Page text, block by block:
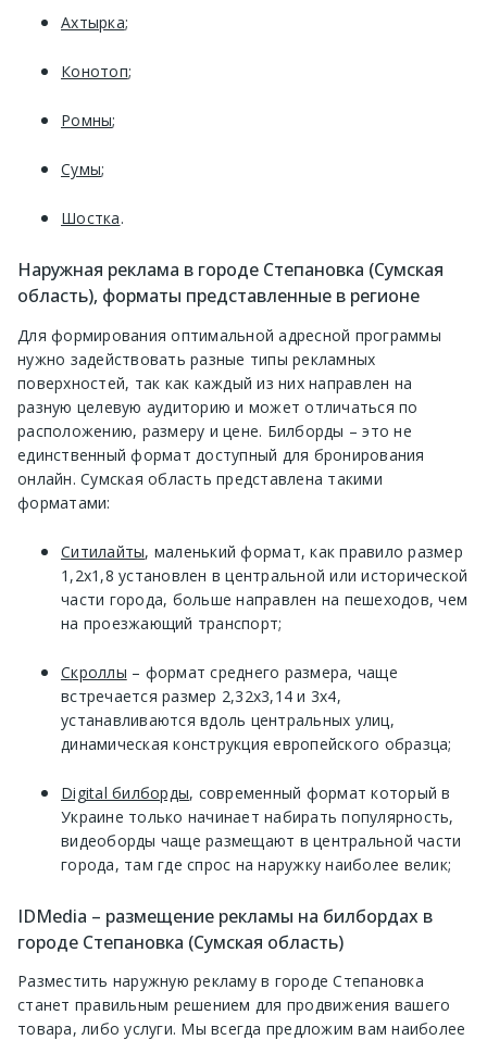
Ахтырка;
Конотоп;
Ромны;
Сумы;
Шостка.
Наружная реклама в городе Степановка (Сумская
область), форматы представленные в регионе
Для формирования оптимальной адресной программы
нужно задействовать разные типы рекламных
поверхностей, так как каждый из них направлен на
разную целевую аудиторию и может отличаться по
расположению, размеру и цене. Билборды – это не
единственный формат доступный для бронирования
онлайн. Сумская область представлена такими
форматами:
Ситилайты, маленький формат, как правило размер
1,2х1,8 установлен в центральной или исторической
части города, больше направлен на пешеходов, чем
на проезжающий транспорт;
Скроллы – формат среднего размера, чаще
встречается размер 2,32х3,14 и 3х4,
устанавливаются вдоль центральных улиц,
динамическая конструкция европейского образца;
Digital билборды, современный формат который в
Украине только начинает набирать популярность,
видеоборды чаще размещают в центральной части
города, там где спрос на наружку наиболее велик;
IDMedia – размещение рекламы на билбордах в
городе Степановка (Сумская область)
Разместить наружную рекламу в городе Степановка
станет правильным решением для продвижения вашего
товара, либо услуги. Мы всегда предложим вам наиболее